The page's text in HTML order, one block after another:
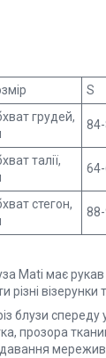
S
грудей,
талії,
стегон,
Mati має
різні
блузи
прозора